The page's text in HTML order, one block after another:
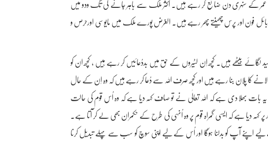
عمر کے سنہری دن ضائع کر رہے ہیں۔ اکثر ملک سے باہر جانے کی تگ ودو میں
فون اور پرس چھینتے پھر رہے ہیں۔ الغرض پورے ملک میں مایوسی اورحرص و
لگائے بیٹھے ہیں۔ کچھ اِن لٹیروں کے حق میں بددُعائیں کر رہے ہیں ، کچھ ان کو
کا پلان بنا رہے ہیں اور کچھ صرف اللہ سے دُعا کر رہے ہیں کہ وہ اِن کے حال
بات بھلا دی ہے کہ اللہ تعالٰی نے تو صاف کہہ دیا ہے کہ وہ اُس قوم کی حالت
پر کہہ دیا ہے کہ ایسی گمراہ قوم پر وہ اُنہی کی طرح کے حکمران بھی لے کر آتا ہے۔
اپنے آپ کو بدلنا ہوگا اور اُس کے لیے اپنی سوچ کو سب سے پہلے تبدیل کرنا